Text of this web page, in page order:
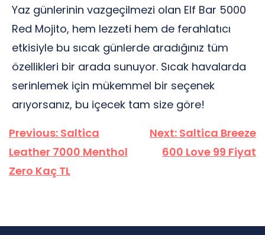
Yaz günlerinin vazgeçilmezi olan Elf Bar 5000
Red Mojito, hem lezzeti hem de ferahlatıcı
etkisiyle bu sıcak günlerde aradığınız tüm
özellikleri bir arada sunuyor. Sıcak havalarda
serinlemek için mükemmel bir seçenek
arıyorsanız, bu içecek tam size göre!
Yazı
gezinmesi
Previous: Saltica
Leather 7000 Menthol
Zero Kaç TL
Next: Saltica Breeze
600 Love 99 Fiyat